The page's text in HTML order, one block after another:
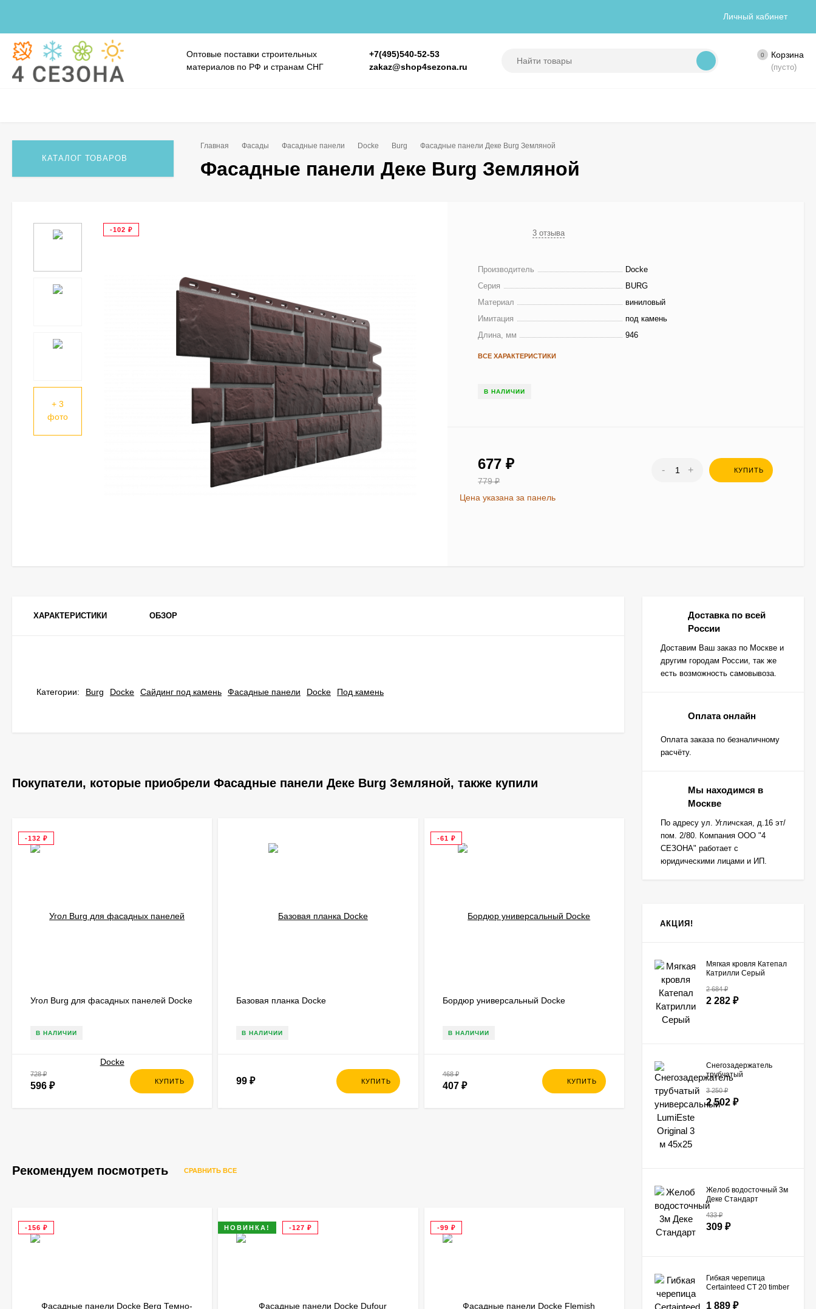
Личный кабинет
Оптовые поставки строительных
материалов по РФ и странам СНГ
+7(495)540-52-53
zakaz@shop4sezona.ru
0 Корзина
(пусто)
КАТАЛОГ ТОВАРОВ
Главная Фасады Фасадные панели Docke Burg Фасадные панели Деке Burg Земляной
Фасадные панели Деке Burg Земляной
+ 3
фото
-102 ₽ 3 отзыва
Производитель
Docke
Серия
BURG
Материал
виниловый
Имитация
под камень
Длина, мм
946
ВСЕ ХАРАКТЕРИСТИКИ
В НАЛИЧИИ
677₽
779₽
- + КУПИТЬ
Цена указана за панель
ХАРАКТЕРИСТИКИ ОБЗОР
Категории: Burg Docke Сайдинг под камень Фасадные панели Docke Под камень
Покупатели, которые приобрели Фасадные панели Деке Burg Земляной, также купили
-132 ₽
Угол Burg для фасадных панелей Docke
В НАЛИЧИИ
728₽
596 ₽ КУПИТЬ
Базовая планка Docke
В НАЛИЧИИ
99₽ КУПИТЬ
-61 ₽
Бордюр универсальный Docke
В НАЛИЧИИ
468₽
407 ₽ КУПИТЬ
-105₽
Универсальный профиль J26 для
фасадных панелей Docke
578
₽
Рекомендуем посмотреть СРАВНИТЬ ВСЕ
-156 ₽ НОВИНКА! -127₽ -99 ₽ ₽
Доставка по всей
России
Доставим Ваш заказ по Москве и
другим городам России, так же
есть возможность самовывоза.
Оплата онлайн
Оплата заказа по безналичному
расчёту.
Мы находимся в
Москве
По адресу ул. Угличская, д.16 эт/
пом. 2/80. Компания ООО "4
СЕЗОНА" работает с
юридическими лицами и ИП.
АКЦИЯ!
Мягкая кровля Катепал
Катрилли Серый
2 684₽
2 282 ₽
Снегозадержатель
трубчатый
LumiEste Original 3 м
45х25
3 250₽
2 502 ₽
Желоб водосточный 3м
Деке Стандарт
433₽
309 ₽
Гибкая черепица
Certainteed СТ 20 timber
1 889 ₽